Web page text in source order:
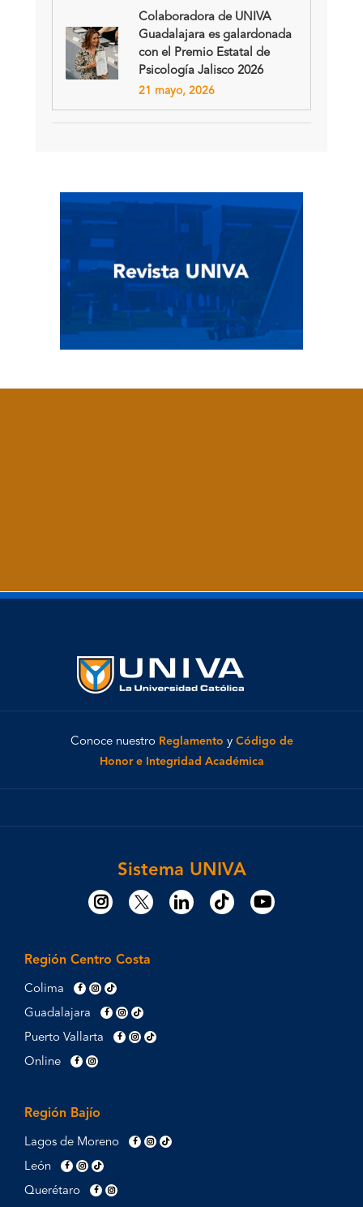
Colaboradora de UNIVA
Guadalajara es galardonada
con el Premio Estatal de
Psicología Jalisco 2026
21 mayo, 2026
Conoce nuestro Reglamento y Código de
Honor e Integridad Académica
Sistema UNIVA
Región Centro Costa
Colima
Guadalajara
Puerto Vallarta
Online
Región Bajío
Lagos de Moreno
León
Querétaro